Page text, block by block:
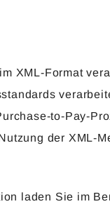
XML-Format
to-Pay-
der XML-
laden Sie im